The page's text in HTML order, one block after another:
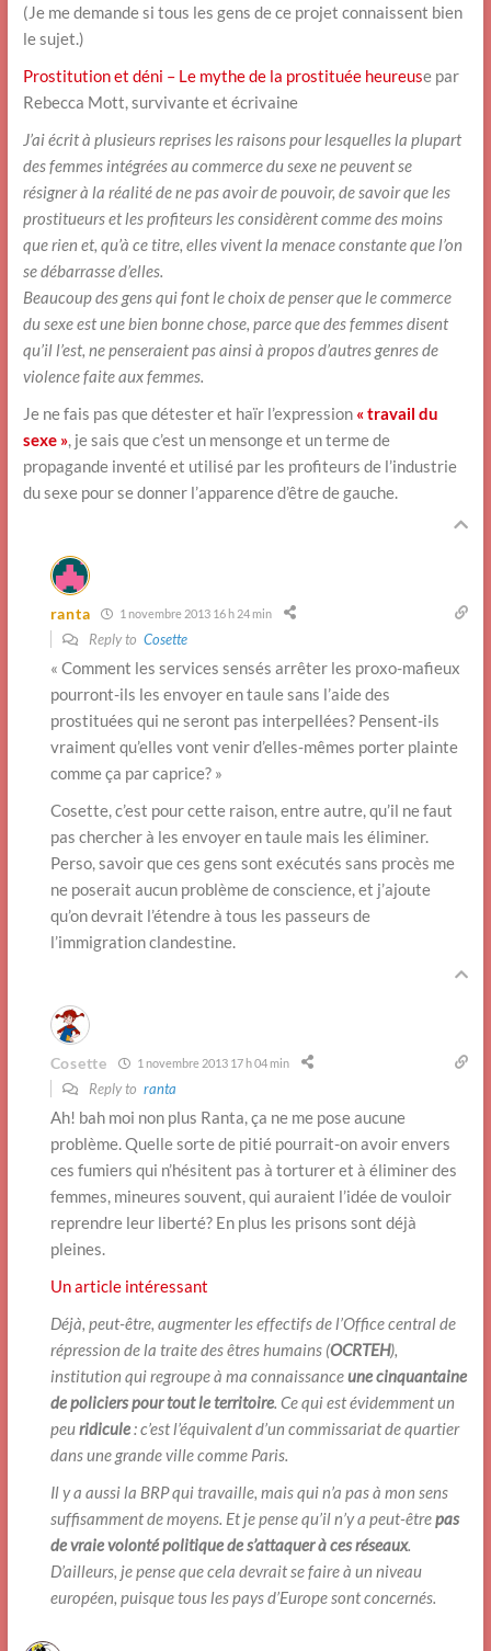
(Je me demande si tous les gens de ce projet connaissent bien
le sujet.)
Prostitution et déni – Le mythe de la prostituée heureuse par
Rebecca Mott, survivante et écrivaine
J’ai écrit à plusieurs reprises les raisons pour lesquelles la plupart
des femmes intégrées au commerce du sexe ne peuvent se
résigner à la réalité de ne pas avoir de pouvoir, de savoir que les
prostitueurs et les profiteurs les considèrent comme des moins
que rien et, qu’à ce titre, elles vivent la menace constante que l’on
se débarrasse d’elles.
Beaucoup des gens qui font le choix de penser que le commerce
du sexe est une bien bonne chose, parce que des femmes disent
qu’il l’est, ne penseraient pas ainsi à propos d’autres genres de
violence faite aux femmes.
Je ne fais pas que détester et haïr l’expression « travail du
sexe », je sais que c’est un mensonge et un terme de
propagande inventé et utilisé par les profiteurs de l’industrie
du sexe pour se donner l’apparence d’être de gauche.
ranta 1 novembre 2013 16 h 24 min
Reply to Cosette
« Comment les services sensés arrêter les proxo-mafieux
pourront-ils les envoyer en taule sans l’aide des
prostituées qui ne seront pas interpellées? Pensent-ils
vraiment qu’elles vont venir d’elles-mêmes porter plainte
comme ça par caprice? »
Cosette, c’est pour cette raison, entre autre, qu’il ne faut
pas chercher à les envoyer en taule mais les éliminer.
Perso, savoir que ces gens sont exécutés sans procès me
ne poserait aucun problème de conscience, et j’ajoute
qu’on devrait l’étendre à tous les passeurs de
l’immigration clandestine.
Cosette 1 novembre 2013 17 h 04 min
Reply to ranta
Ah! bah moi non plus Ranta, ça ne me pose aucune
problème. Quelle sorte de pitié pourrait-on avoir envers
ces fumiers qui n’hésitent pas à torturer et à éliminer des
femmes, mineures souvent, qui auraient l’idée de vouloir
reprendre leur liberté? En plus les prisons sont déjà
pleines.
Un article intéressant
Déjà, peut-être, augmenter les effectifs de l’Office central de
répression de la traite des êtres humains (OCRTEH),
institution qui regroupe à ma connaissanceune cinquantaine
de policiers pour tout le territoire. Ce qui est évidemment un
peuridicule: c’est l’équivalent d’un commissariat de quartier
dans une grande ville comme Paris.
Il y a aussi la BRP qui travaille, mais qui n’a pas à mon sens
suffisamment de moyens. Et je pense qu’il n’y a peut-êtrepas
de vraie volonté politique de s’attaquer à ces réseaux.
D’ailleurs, je pense que cela devrait se faire à un niveau
européen, puisque tous les pays d’Europe sont concernés.